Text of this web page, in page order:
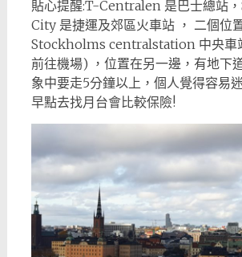
貼心提醒:T-Centralen 是巴士總站
City 是捷運及郊區火車站 ， 二個位
Stockholms centralstation 中央車
前往機場) ，位置在另一邊，有地下
象中要走5分鐘以上，個人覺得容易
早點去找月台會比較保險!